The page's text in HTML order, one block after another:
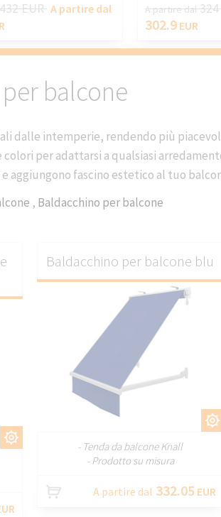
EUR A partire dal A partire dal324
302.9 EUR
balcone
dalle intemperie, rendendo più
per adattarsi a qualsiasi
aggiungono fascino estetico al tuo
, Baldacchino per balcone
Baldacchino per balcone blu
- Tenda da balcone Knall
- Prodotto su misura
A partire dal 332.05EUR